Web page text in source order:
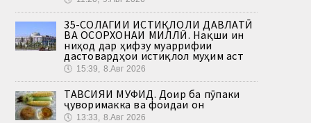
35-СОЛАГИИ ИСТИҚЛОЛИ ДАВЛАТӢ
ВА ОСОРХОНАИ МИЛЛӢ. Нақши ин
ниҳод дар ҳифзу муаррифии
дастовардҳои истиқлол муҳим аст
🕔 15:39, 8.Авг 2026
ТАВСИЯИ МУФИД. Доир ба пӯпаки
ҷуворимакка ва фоидаи он
🕔 13:33, 8.Авг 2026